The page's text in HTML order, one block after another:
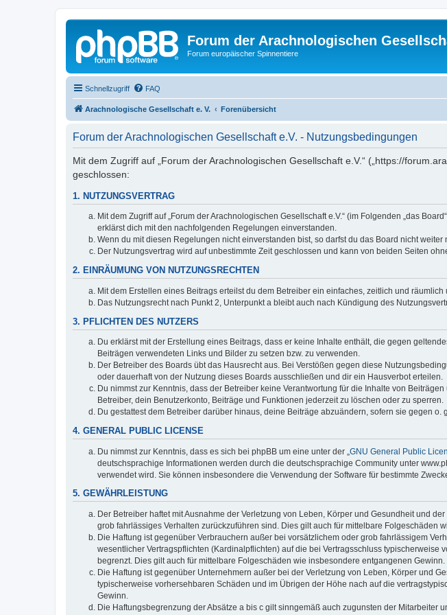
Forum der Arachnologischen
Forum europäischer Spinnentiere
Schnellzugriff FAQ
Arachnologische Gesellschaft e. V. Forenübersicht
Forum der Arachnologischen Gesellschaft e.V. - Nutzungsbedingungen
Mit dem Zugriff auf „Forum der Arachnologischen Gesellschaft e.V.“ („https://
geschlossen:
1. NUTZUNGSVERTRAG
Mit dem Zugriff auf „Forum der Arachnologischen Gesellschaft e.V.“ (im Folgenden „das
erklärst dich mit den nachfolgenden Regelungen einverstanden.
Wenn du mit diesen Regelungen nicht einverstanden bist, so darfst du das Board nicht
Der Nutzungsvertrag wird auf unbestimmte Zeit geschlossen und kann von beiden Seiten
2. EINRÄUMUNG VON NUTZUNGSRECHTEN
Mit dem Erstellen eines Beitrags erteilst du dem Betreiber ein einfaches, zeitlich und
Das Nutzungsrecht nach Punkt 2, Unterpunkt a bleibt auch nach Kündigung des
3. PFLICHTEN DES NUTZERS
Du erklärst mit der Erstellung eines Beitrags, dass er keine Inhalte enthält, die gegen
Beiträgen verwendeten Links und Bilder zu setzen bzw. zu verwenden.
Der Betreiber des Boards übt das Hausrecht aus. Bei Verstößen gegen diese
oder dauerhaft von der Nutzung dieses Boards ausschließen und dir ein Hausverbot erteilen.
Du nimmst zur Kenntnis, dass der Betreiber keine Verantwortung für die Inhalte von
Betreiber, dein Benutzerkonto, Beiträge und Funktionen jederzeit zu löschen oder zu sperren.
Du gestattest dem Betreiber darüber hinaus, deine Beiträge abzuändern, sofern sie gegen
4. GENERAL PUBLIC LICENSE
Du nimmst zur Kenntnis, dass es sich bei phpBB um eine unter der „ GNU General Public
deutschsprachige Informationen werden durch die deutschsprachige Community unter
verwendet wird. Sie können insbesondere die Verwendung der Software für bestimmte
5. GEWÄHRLEISTUNG
Der Betreiber haftet mit Ausnahme der Verletzung von Leben, Körper und Gesundheit und
grob fahrlässiges Verhalten zurückzuführen sind. Dies gilt auch für mittelbare Folgeschäden
Die Haftung ist gegenüber Verbrauchern außer bei vorsätzlichem oder grob fahrlässigem
wesentlicher Vertragspflichten (Kardinalpflichten) auf die bei Vertragsschluss
begrenzt. Dies gilt auch für mittelbare Folgeschäden wie insbesondere entgangenen Gewinn.
Die Haftung ist gegenüber Unternehmern außer bei der Verletzung von Leben, Körper und
typischerweise vorhersehbaren Schäden und im Übrigen der Höhe nach auf die
Gewinn.
Die Haftungsbegrenzung der Absätze a bis c gilt sinngemäß auch zugunsten der Mitarbeiter